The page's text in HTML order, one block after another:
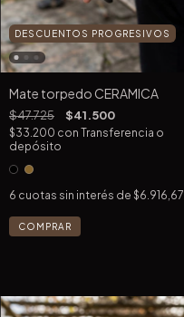
DESCUENTOS PROGRESIVOS
Mate torpedo CERAMICA
$47.725 $41.500
$33.200 con Transferencia o
depósito
6 cuotas sin interés de $6.916,67
COMPRAR